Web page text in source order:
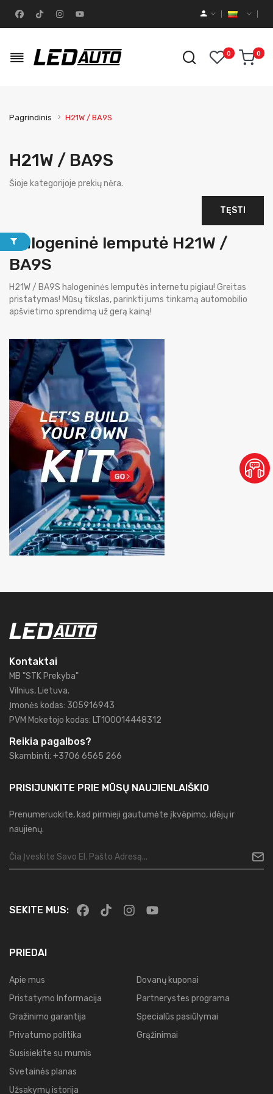
0 0
Pagrindinis H21W / BA9S
H21W / BA9S
Šioje kategorijoje prekių nėra.
TĘSTI
Halogeninė lemputė H21W /
BA9S
H21W / BA9S halogeninės lemputės internetu pigiau! Greitas
pristatymas! Mūsų tikslas, parinkti jums tinkamą automobilio
apšvietimo sprendimą už gerą kainą!
Kontaktai
MB "STK Prekyba"
Vilnius, Lietuva.
Įmonės kodas: 305916943
PVM Moketojo kodas: LT100014448312
Reikia pagalbos?
Skambinti: +3706 6565 266
PRISIJUNKITE PRIE MŪSŲ NAUJIENLAIŠKIO
Prenumeruokite, kad pirmieji gautumėte įkvėpimo, idėjų ir
naujienų.
SEKITE MUS:
PRIEDAI
Apie mus
Pristatymo Informacija
Gražinimo garantija
Privatumo politika
Susisiekite su mumis
Svetainės planas
Užsakymų istorija
Dovanų kuponai
Partnerystes programa
Specialūs pasiūlymai
Grąžinimai